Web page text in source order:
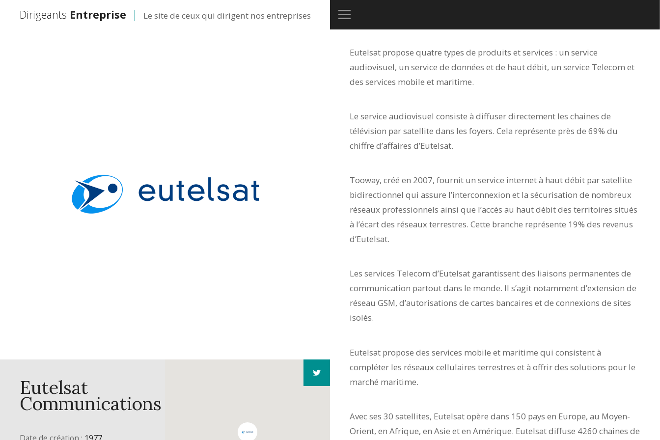
Dirigeants Entreprise Le site de ceux qui dirigent nos entreprises
Eutelsat
Communications
Eutelsat propose quatre types de produits et services : un service
audiovisuel, un service de données et de haut débit, un service Telecom et
des services mobile et maritime.
Le service audiovisuel consiste à diffuser directement les chaines de
télévision par satellite dans les foyers. Cela représente près de 69% du
chiffre d’affaires d’Eutelsat.
Tooway, créé en 2007, fournit un service internet à haut débit par satellite
bidirectionnel qui assure l’interconnexion et la sécurisation de nombreux
réseaux professionnels ainsi que l’accès au haut débit des territoires situés
à l’écart des réseaux terrestres. Cette branche représente 19% des revenus
d’Eutelsat.
Les services Telecom d’Eutelsat garantissent des liaisons permanentes de
communication partout dans le monde. Il s’agit notamment d’extension de
réseau GSM, d’autorisations de cartes bancaires et de connexions de sites
isolés.
Eutelsat propose des services mobile et maritime qui consistent à
compléter les réseaux cellulaires terrestres et à offrir des solutions pour le
marché maritime.
Avec ses 30 satellites, Eutelsat opère dans 150 pays en Europe, au Moyen-
Orient, en Afrique, en Asie et en Amérique. Eutelsat diffuse 4260 chaines de